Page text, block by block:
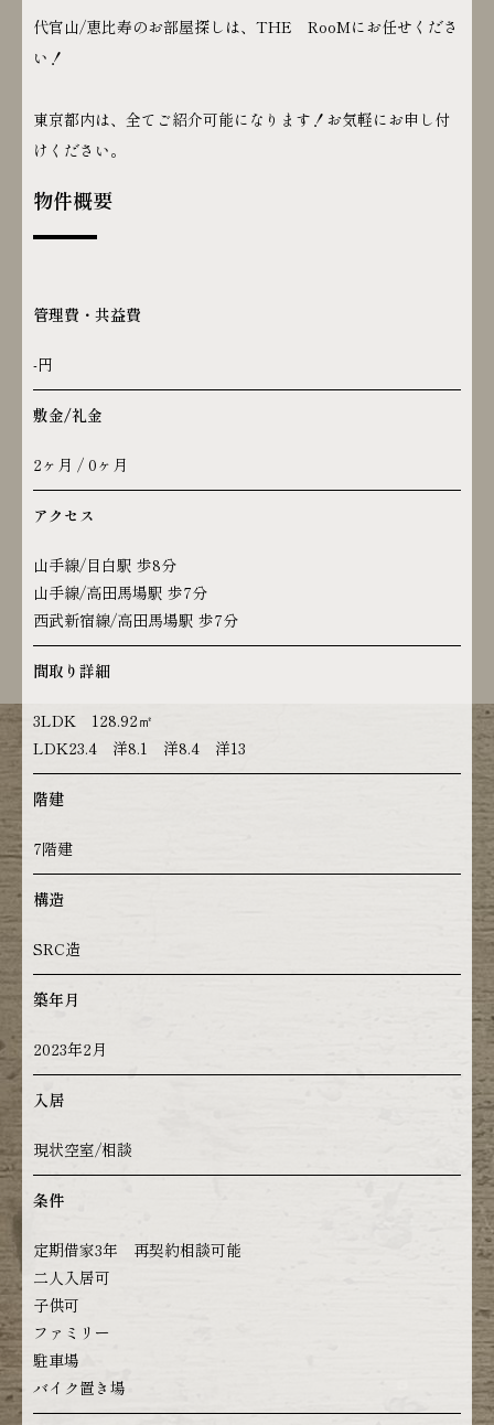
代官山/恵比寿のお部屋探しは、THE RooMにお任せくださ
い！
東京都内は、全てご紹介可能になります！お気軽にお申し付
けください。
物件概要
管理費・共益費
-円
敷金/礼金
2ヶ月 / 0ヶ月
アクセス
山手線/目白駅 歩8分
山手線/高田馬場駅 歩7分
西武新宿線/高田馬場駅 歩7分
間取り詳細
3LDK 128.92㎡
LDK23.4 洋8.1 洋8.4 洋13
階建
7階建
構造
SRC造
築年月
2023年2月
入居
現状空室/相談
条件
定期借家3年 再契約相談可能
二人入居可
子供可
ファミリー
駐車場
バイク置き場